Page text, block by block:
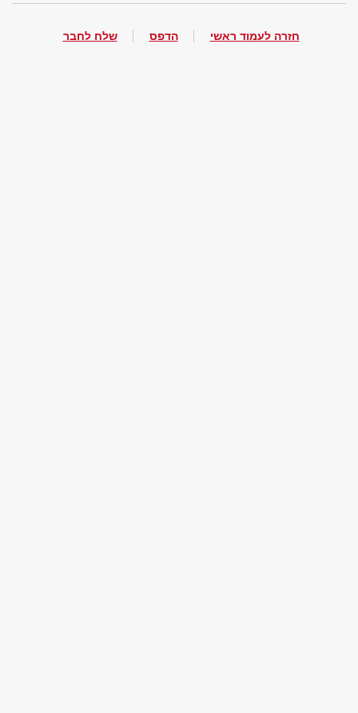
חזרה לעמוד ראשי הדפס שלח לחבר